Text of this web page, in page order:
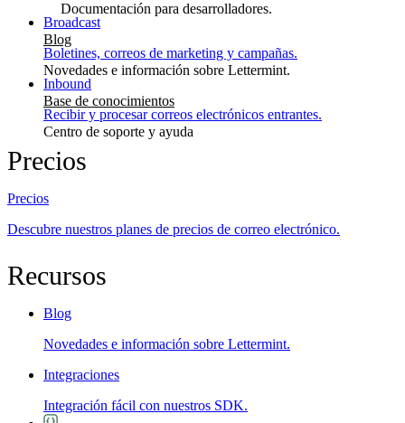
Documentación para desarrolladores.
Blog
Novedades e información sobre Lettermint.
Base de conocimientos
Centro de soporte y ayuda
Broadcast
Boletines, correos de marketing y campañas.
Inbound
Recibir y procesar correos electrónicos entrantes.
Precios
Precios
Descubre nuestros planes de precios de correo electrónico.
Recursos
Blog
Novedades e información sobre Lettermint.
Integraciones
Integración fácil con nuestros SDK.